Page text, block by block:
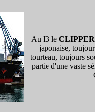
Au I3 le
japonaise,
tourteau, toujours
partie d'une vaste